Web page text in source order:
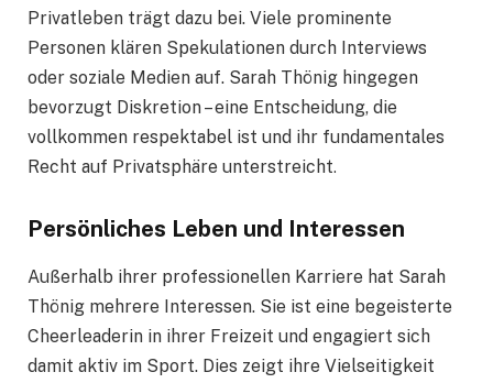
Privatleben trägt dazu bei. Viele prominente
Personen klären Spekulationen durch Interviews
oder soziale Medien auf. Sarah Thönig hingegen
bevorzugt Diskretion – eine Entscheidung, die
vollkommen respektabel ist und ihr fundamentales
Recht auf Privatsphäre unterstreicht.
Persönliches Leben und Interessen
Außerhalb ihrer professionellen Karriere hat Sarah
Thönig mehrere Interessen. Sie ist eine begeisterte
Cheerleaderin in ihrer Freizeit und engagiert sich
damit aktiv im Sport. Dies zeigt ihre Vielseitigkeit